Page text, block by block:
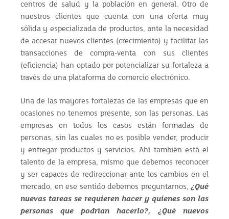
centros de salud y la población en general. Otro de
nuestros clientes que cuenta con una oferta muy
sólida y especializada de productos, ante la necesidad
de accesar nuevos clientes (crecimiento) y facilitar las
transacciones de compra-venta con sus clientes
(eficiencia) han optado por potencializar su fortaleza a
través de una plataforma de comercio electrónico.
Una de las mayores fortalezas de las empresas que en
ocasiones no tenemos presente, son las personas. Las
empresas en todos los casos están formadas de
personas, sin las cuales no es posible vender, producir
y entregar productos y servicios. Ahí también está el
talento de la empresa, mismo que debemos reconocer
y ser capaces de redireccionar ante los cambios en el
mercado, en ese sentido debemos preguntarnos, ¿Qué
nuevas tareas se requieren hacer y quienes son las
personas que podrían hacerlo?, ¿Qué nuevos